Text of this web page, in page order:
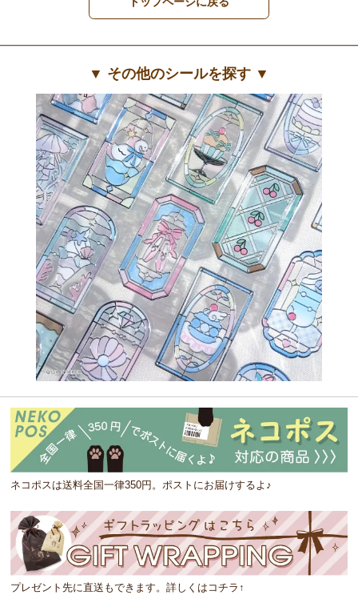
▼ その他のシールを探す ▼
ネコポスは送料全国一律350円。ポストにお届けするよ♪
プレゼント先に直送もできます。詳しくはコチラ↑